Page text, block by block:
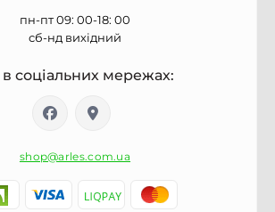
пн-пт 09: 00-18: 00
сб-нд вихідний
соціальних мережах:
shop@arles.com.ua